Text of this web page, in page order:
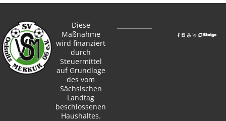
Diese
Maßnahme
wird finanziert
durch
Steuermittel
auf Grundlage
des vom
Sächsischen
Landtag
beschlossenen
Haushaltes.